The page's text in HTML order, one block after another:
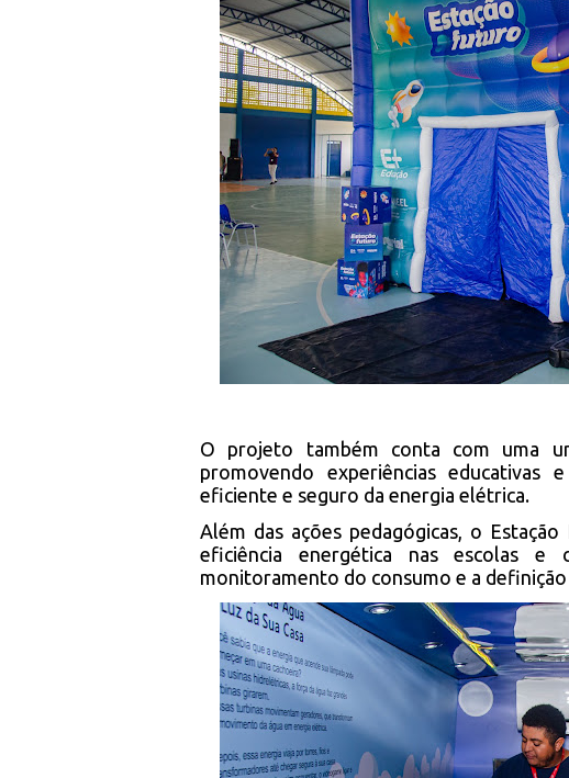
O projeto também conta com uma
promovendo experiências educativas
eficiente e seguro da energia elétrica.
Além das ações pedagógicas, o
eficiência energética nas escolas e
monitoramento do consumo e a